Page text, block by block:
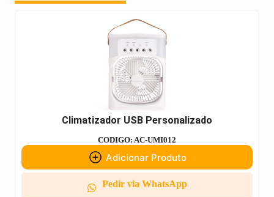
Climatizador USB Personalizado
CODIGO: AC-UMI012
Adicionar Produto
Pedir via WhatsApp